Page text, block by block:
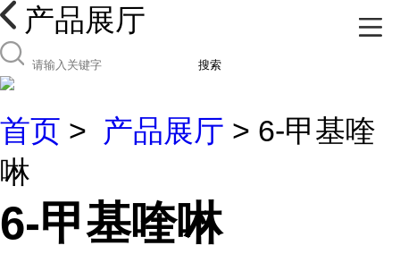
产品展厅
搜索
首页 > 产品展厅 > 6-甲基喹
啉
6-甲基喹啉